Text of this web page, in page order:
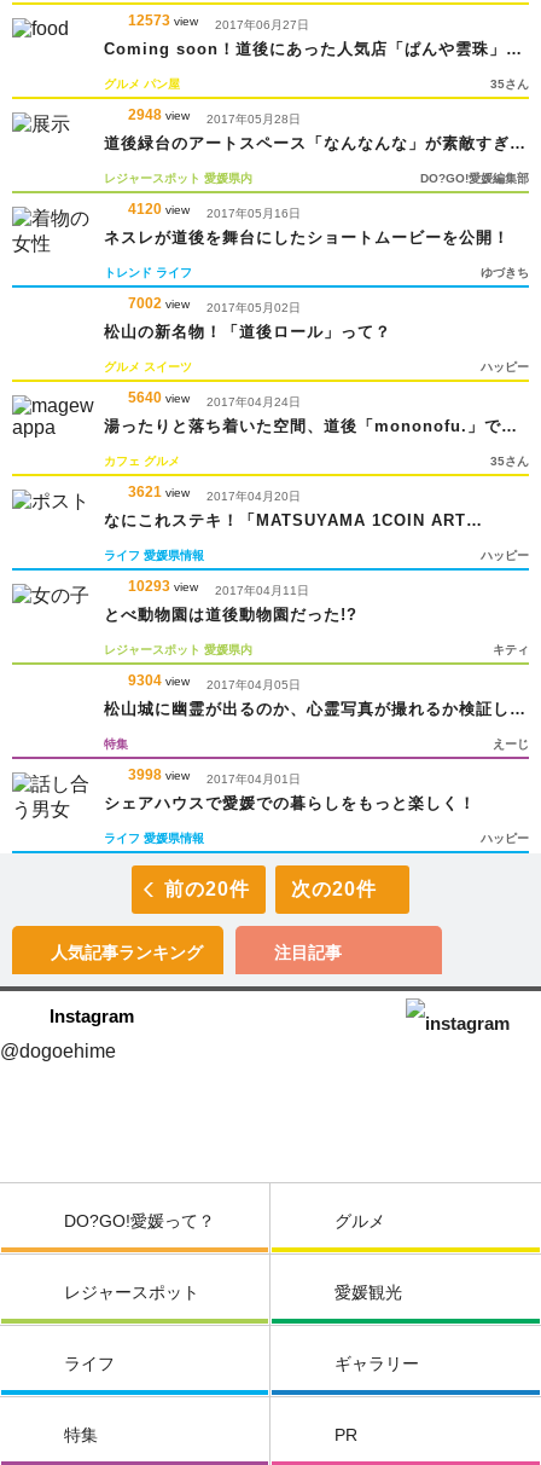
12573 view 2017年06月27日
Coming soon！道後にあった人気店「ぱんや雲珠」が
グルメ パン屋 35さん
2948 view 2017年05月28日
道後緑台のアートスペース「なんなんな」が素敵すぎ
レジャースポット 愛媛県内 DO?GO!愛媛編集部
4120 view 2017年05月16日
ネスレが道後を舞台にしたショートムービーを公開！
トレンド ライフ ゆづきち
7002 view 2017年05月02日
松山の新名物！「道後ロール」って？
グルメ スイーツ ハッピー
5640 view 2017年04月24日
湯ったりと落ち着いた空間、道後「mononofu.」でラ
カフェ グルメ 35さん
3621 view 2017年04月20日
なにこれステキ！「MATSUYAMA 1COIN ART
ライフ 愛媛県情報 ハッピー
10293 view 2017年04月11日
とべ動物園は道後動物園だった!?
レジャースポット 愛媛県内 キティ
9304 view 2017年04月05日
松山城に幽霊が出るのか、心霊写真が撮れるか検証して
特集 えーじ
3998 view 2017年04月01日
シェアハウスで愛媛での暮らしをもっと楽しく！
ライフ 愛媛県情報 ハッピー
前の20件 次の20件
人気記事ランキング 注目記事
Instagram
@dogoehime
DO?GO!愛媛って？ グルメ
レジャースポット 愛媛観光
ライフ ギャラリー
特集 PR